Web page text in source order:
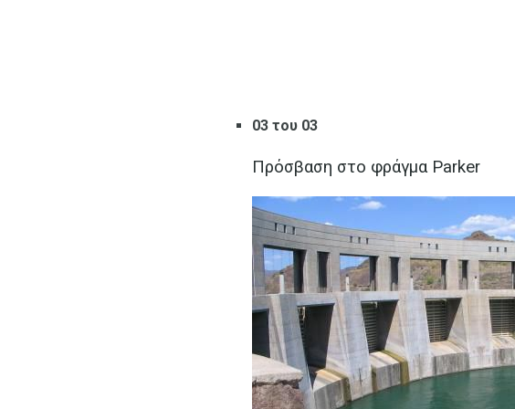
03 του 03
Πρόσβαση στο φράγμα Parker